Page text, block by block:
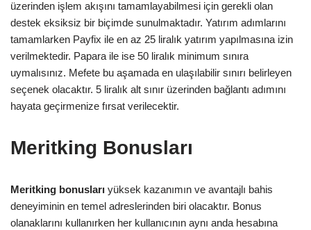
üzerinden işlem akışını tamamlayabilmesi için gerekli olan
destek eksiksiz bir biçimde sunulmaktadır. Yatırım adımlarını
tamamlarken Payfix ile en az 25 liralık yatırım yapılmasına izin
verilmektedir. Papara ile ise 50 liralık minimum sınıra
uymalısınız. Mefete bu aşamada en ulaşılabilir sınırı belirleyen
seçenek olacaktır. 5 liralık alt sınır üzerinden bağlantı adımını
hayata geçirmenize fırsat verilecektir.
Meritking Bonusları
Meritking bonusları yüksek kazanımın ve avantajlı bahis
deneyiminin en temel adreslerinden biri olacaktır. Bonus
olanaklarını kullanırken her kullanıcının aynı anda hesabına